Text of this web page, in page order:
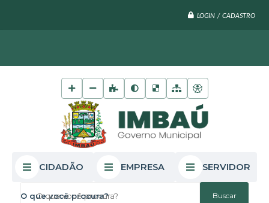
LOGIN / CADASTRO
O que você procura?
CIDADÃO EMPRESA SERVIDOR